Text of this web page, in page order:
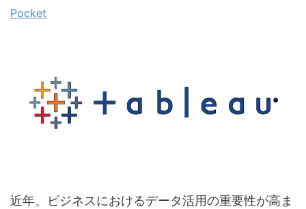
Pocket
近年、ビジネスにおけるデータ活用の重要性が高ま